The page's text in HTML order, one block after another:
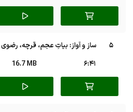
5
ساز و آواز: بیاتِ عجم، قرچه، رضوی
6:41
16.7 MB